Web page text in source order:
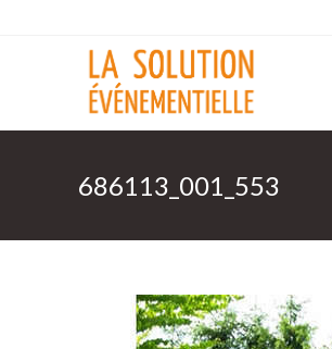
686113_001_553